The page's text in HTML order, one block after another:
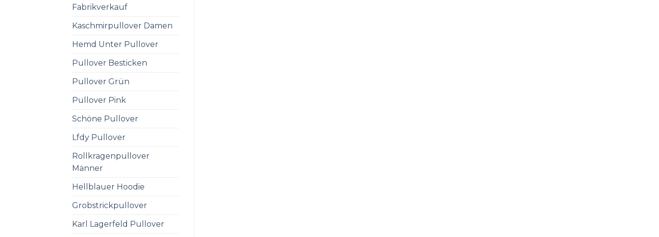
Fabrikverkauf
Kaschmirpullover Damen
Hemd Unter Pullover
Pullover Besticken
Pullover Grün
Pullover Pink
Schöne Pullover
Lfdy Pullover
Rollkragenpullover
Männer
Hellblauer Hoodie
Grobstrickpullover
Karl Lagerfeld Pullover